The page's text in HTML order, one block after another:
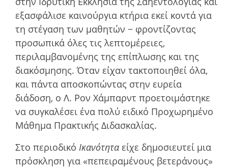
εξασφάλισε καινούργια κτήρια εκεί κοντά για
τη στέγαση των µαθητών − φροντίζοντας
προσωπικά όλες τις λεπτοµέρειες,
περιλαµβανοµένης της επίπλωσης και της
διακόσµησης. Όταν είχαν τακτοποιηθεί όλα,
και πάντα αποσκοπώντας στην ευρεία
διάδοση, ο Λ. Ρον Χάμπαρντ προετοιµάστηκε
να συγκαλέσει ένα πολύ ειδικό Προχωρηµένο
Μάθηµα Πρακτικής Διδασκαλίας.
Στο περιοδικό Ικανότητα είχε δηµοσιευτεί µια
πρόσκληση για «πεπειραµένους βετεράνους»